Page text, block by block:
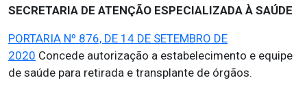
SECRETARIA DE ATENÇÃO ESPECIALIZADA À SAÚDE
PORTARIA Nº 876, DE 14 DE SETEMBRO DE
2020 Concede autorização a estabelecimento e equipe
de saúde para retirada e transplante de órgãos.